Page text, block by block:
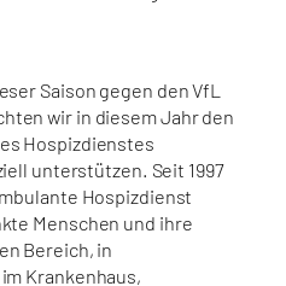
Saison gegen den VfL
wir in diesem Jahr den
Hospizdienstes
unterstützen. Seit 1997
Hospizdienst
Menschen und ihre
Bereich, in
Krankenhaus,